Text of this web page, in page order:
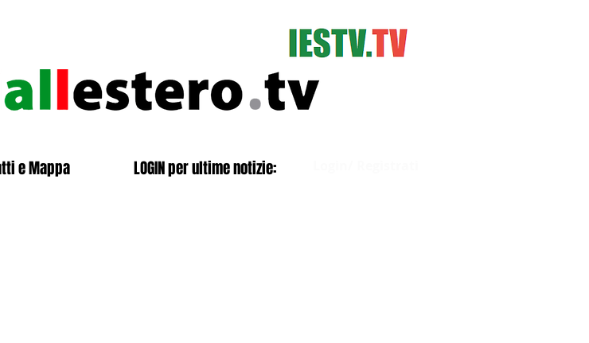
e Mappa LOGIN per ultime notizie: